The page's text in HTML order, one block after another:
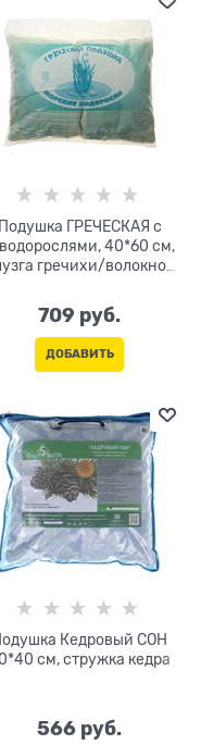
Подушка ГРЕЧЕСКАЯ с
40*60 см,
гречихи/волокно
709 руб.
ДОБАВИТЬ
Кедровый СОН
см, стружка кедра
566 руб.